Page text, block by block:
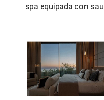
spa equipada con